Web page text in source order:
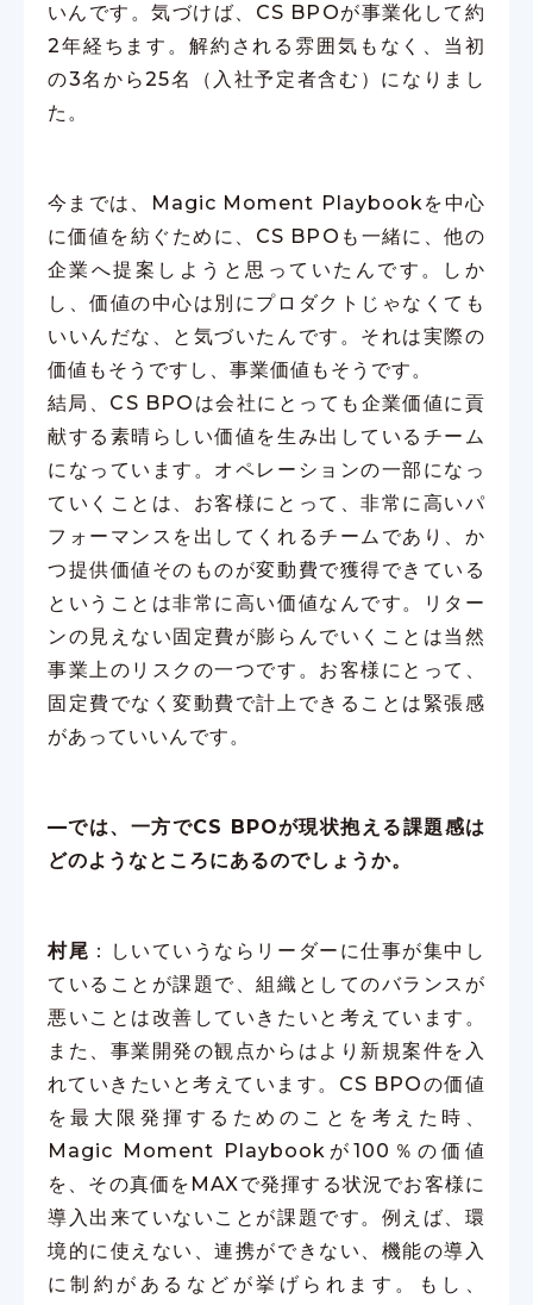
いんです。気づけば、CS BPOが事業化して約
2年経ちます。解約される雰囲気もなく、当初
の3名から25名（入社予定者含む）になりまし
た。
今までは、Magic Moment Playbookを中心
に価値を紡ぐために、CS BPOも一緒に、他の
企業へ提案しようと思っていたんです。しか
し、価値の中心は別にプロダクトじゃなくても
いいんだな、と気づいたんです。それは実際の
価値もそうですし、事業価値もそうです。
結局、CS BPOは会社にとっても企業価値に貢
献する素晴らしい価値を生み出しているチーム
になっています。オペレーションの一部になっ
ていくことは、お客様にとって、非常に高いパ
フォーマンスを出してくれるチームであり、か
つ提供価値そのものが変動費で獲得できている
ということは非常に高い価値なんです。リター
ンの見えない固定費が膨らんでいくことは当然
事業上のリスクの一つです。お客様にとって、
固定費でなく変動費で計上できることは緊張感
があっていいんです。
—では、一方でCS BPOが現状抱える課題感は
どのようなところにあるのでしょうか。
村尾 ：しいていうならリーダーに仕事が集中し
ていることが課題で、組織としてのバランスが
悪いことは改善していきたいと考えています。
また、事業開発の観点からはより新規案件を入
れていきたいと考えています。CS BPOの価値
を最大限発揮するためのことを考えた時、
Magic Moment Playbookが100％の価値
を、その真価をMAXで発揮する状況でお客様に
導入出来ていないことが課題です。例えば、環
境的に使えない、連携ができない、機能の導入
に制約があるなどが挙げられます。もし、